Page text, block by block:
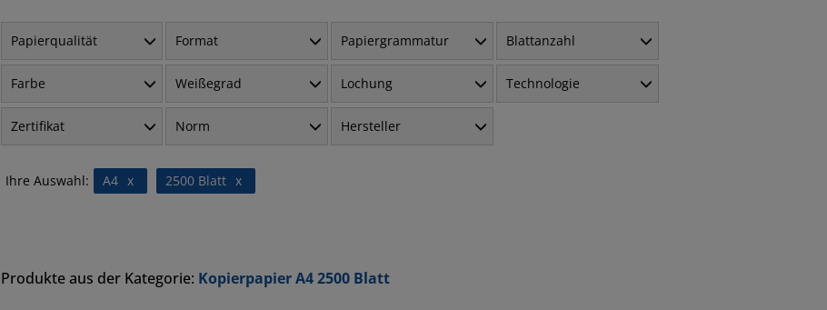
Papierqualität Format Papiergrammatur Blattanzahl
Farbe Weißegrad Lochung Technologie
Zertifikat Norm Hersteller
Ihre Auswahl: x
A4 x
2500 Blatt
Produkte aus der Kategorie: Kopierpapier A4 2500 Blatt